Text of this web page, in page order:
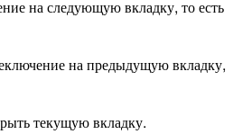
на следующую вкладку, то есть
на предыдущую вкладку,
текущую вкладку.